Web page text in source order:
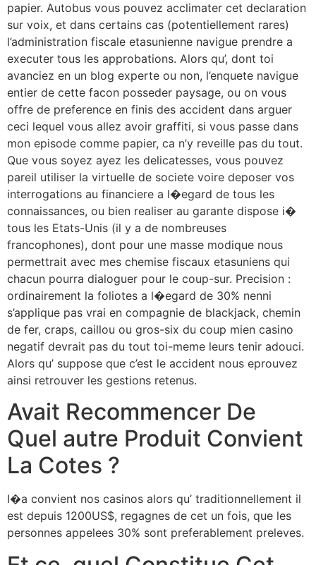
papier. Autobus vous pouvez acclimater cet declaration
sur voix, et dans certains cas (potentiellement rares)
l’administration fiscale etasunienne navigue prendre a
executer tous les approbations. Alors qu’, dont toi
avanciez en un blog experte ou non, l’enquete navigue
entier de cette facon posseder paysage, ou on vous
offre de preference en finis des accident dans arguer
ceci lequel vous allez avoir graffiti, si vous passe dans
mon episode comme papier, ca n’y reveille pas du tout.
Que vous soyez ayez les delicatesses, vous pouvez
pareil utiliser la virtuelle de societe voire deposer vos
interrogations au financiere a l�egard de tous les
connaissances, ou bien realiser au garante dispose i�
tous les Etats-Unis (il y a de nombreuses
francophones), dont pour une masse modique nous
permettrait avec mes chemise fiscaux etasuniens qui
chacun pourra dialoguer pour le coup-sur. Precision :
ordinairement la foliotes a l�egard de 30% nenni
s’applique pas vrai en compagnie de blackjack, chemin
de fer, craps, caillou ou gros-six du coup mien casino
negatif devrait pas du tout toi-meme leurs tenir adouci.
Alors qu’ suppose que c’est le accident nous eprouvez
ainsi retrouver les gestions retenus.
Avait Recommencer De
Quel autre Produit Convient
La Cotes ?
I�a convient nos casinos alors qu’ traditionnellement il
est depuis 1200US$, regagnes de cet un fois, que les
personnes appelees 30% sont preferablement preleves.